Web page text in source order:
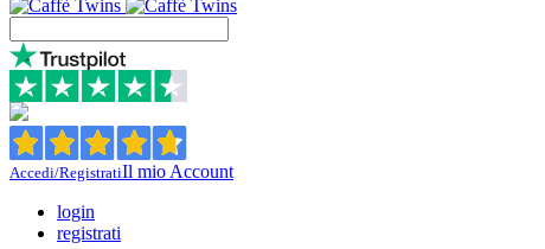
Accedi/RegistratiIl mio Account
login
registrati